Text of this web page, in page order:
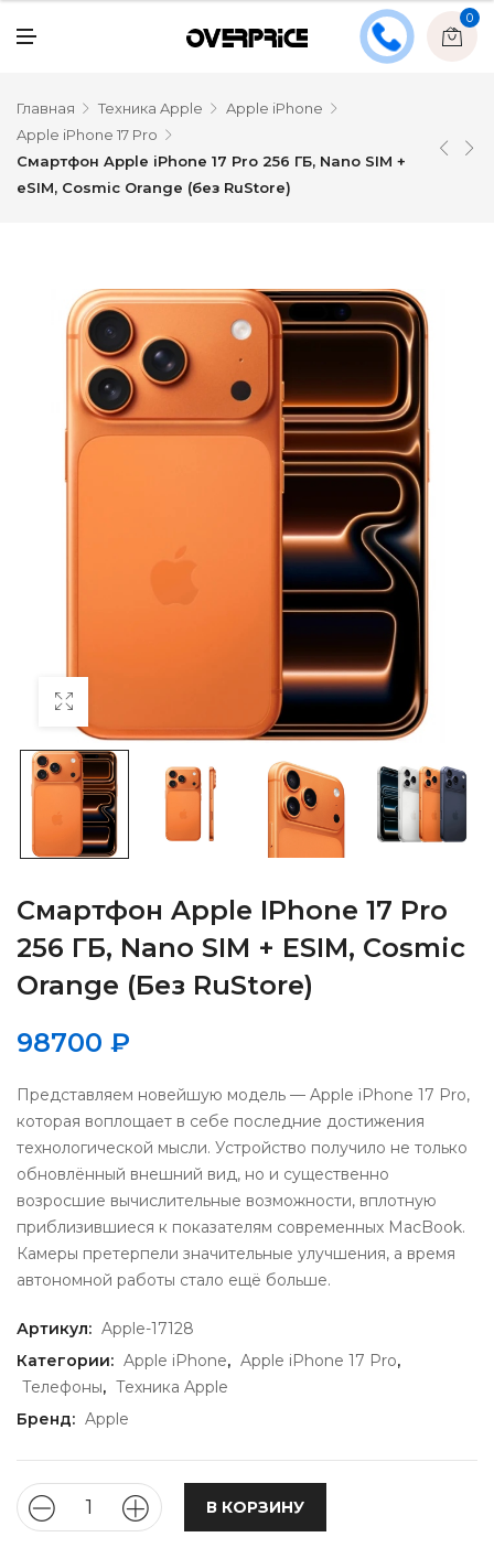
0
Главная Техника Apple
Apple iPhone
Apple iPhone 17 Pro
Смартфон Apple iPhone 17 Pro 256 ГБ, Nano SIM +
eSIM, Cosmic Orange (без RuStore)
Смартфон Apple IPhone 17 Pro
256 ГБ, Nano SIM + ESIM, Cosmic
Orange (без RuStore)
98700 ₽
Представляем новейшую модель — Apple iPhone 17 Pro,
которая воплощает в себе последние достижения
технологической мысли. Устройство получило не только
обновлённый внешний вид, но и существенно
возросшие вычислительные возможности, вплотную
приблизившиеся к показателям современных MacBook.
Камеры претерпели значительные улучшения, а время
автономной работы стало ещё больше.
Артикул: Apple-17128
Категории: Apple iPhone, Apple iPhone 17 Pro,
Телефоны, Техника Apple
Бренд: Apple
В КОРЗИНУ